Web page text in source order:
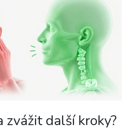
zvážit další kroky?